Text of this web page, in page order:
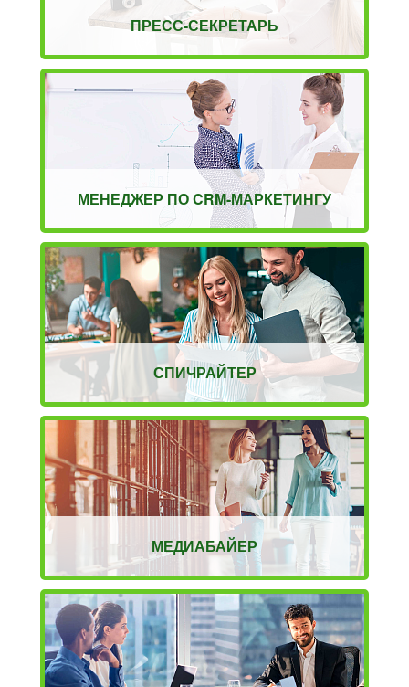
ПРЕСС-СЕКРЕТАРЬ
МЕНЕДЖЕР ПО CRM-МАРКЕТИНГУ
СПИЧРАЙТЕР
МЕДИАБАЙЕР